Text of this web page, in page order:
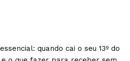
quando cai o seu 13º do